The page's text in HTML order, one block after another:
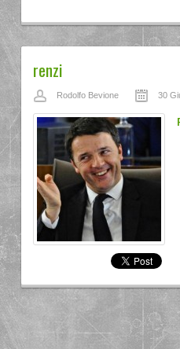
renzi
Rodolfo Bevione 30